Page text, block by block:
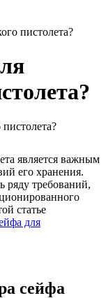
пистолета?
является важным
его хранения.
ряду требований,
статье
для
сейфа